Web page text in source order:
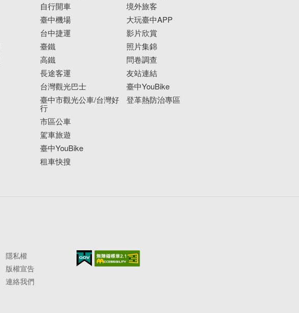
自行開車
臺中機場
台中捷運
臺鐵
高鐵
長途客運
台灣觀光巴士
臺中市觀光公車/台灣好
行
市區公車
駕車旅遊
臺中YouBike
租車快搜
境外旅客
大玩臺中APP
影片欣賞
照片集錦
問卷調查
友站連結
臺中YouBike
登革熱防治專區
隱私權
版權宣告
連絡我們